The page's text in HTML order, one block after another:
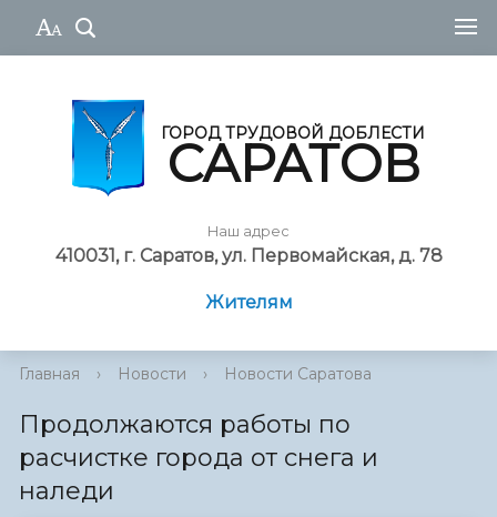
ГОРОД ТРУДОВОЙ ДОБЛЕСТИ
САРАТОВ
Наш адрес
410031, г. Саратов, ул. Первомайская, д. 78
Жителям
Главная › Новости › Новости Саратова
Продолжаются работы по
расчистке города от снега и
наледи